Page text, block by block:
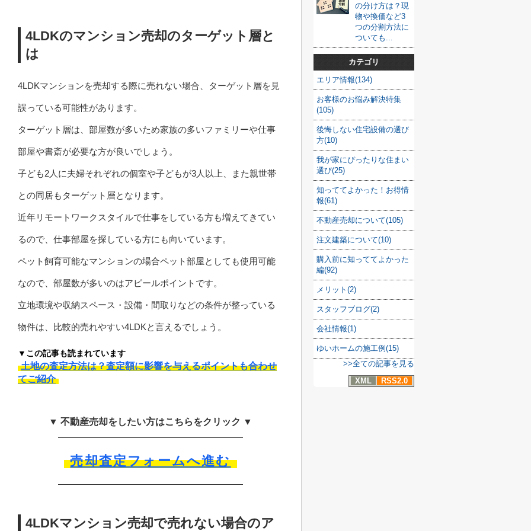
4LDKのマンション売却のターゲット層と
は
4LDKマンションを売却する際に売れない場合、ターゲット層を見
誤っている可能性があります。
ターゲット層は、部屋数が多いため家族の多いファミリーや仕事
部屋や書斎が必要な方が良いでしょう。
子ども2人に夫婦それぞれの個室や子どもが3人以上、また親世帯
との同居もターゲット層となります。
近年リモートワークスタイルで仕事をしている方も増えてきてい
るので、仕事部屋を探している方にも向いています。
ペット飼育可能なマンションの場合ペット部屋としても使用可能
なので、部屋数が多いのはアピールポイントです。
立地環境や収納スペース・設備・間取りなどの条件が整っている
物件は、比較的売れやすい4LDKと言えるでしょう。
▼この記事も読まれています
土地の査定方法は？査定額に影響を与えるポイントも合わせ
てご紹介
▼ 不動産売却をしたい方はこちらをクリック ▼
売却査定フォームへ進む
4LDKマンション売却で売れない場合のア
の分け方は？現
物や換価など3
つの分割方法に
ついても...
カテゴリ
エリア情報(134)
お客様のお悩み解決特集
(105)
後悔しない住宅設備の選び
方(10)
我が家にぴったりな住まい
選び(25)
知っててよかった！お得情
報(61)
不動産売却について(105)
注文建築について(10)
購入前に知っててよかった
編(92)
メリット(2)
スタッフブログ(2)
会社情報(1)
ゆいホームの施工例(15)
>>全ての記事を見る
XML
RSS2.0